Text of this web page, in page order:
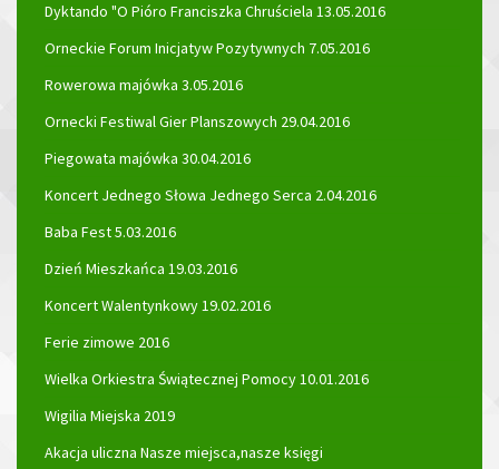
Dyktando "O Pióro Franciszka Chruściela 13.05.2016
Orneckie Forum Inicjatyw Pozytywnych 7.05.2016
Rowerowa majówka 3.05.2016
Ornecki Festiwal Gier Planszowych 29.04.2016
Piegowata majówka 30.04.2016
Koncert Jednego Słowa Jednego Serca 2.04.2016
Baba Fest 5.03.2016
Dzień Mieszkańca 19.03.2016
Koncert Walentynkowy 19.02.2016
Ferie zimowe 2016
Wielka Orkiestra Świątecznej Pomocy 10.01.2016
Wigilia Miejska 2019
Akacja uliczna Nasze miejsca,nasze księgi